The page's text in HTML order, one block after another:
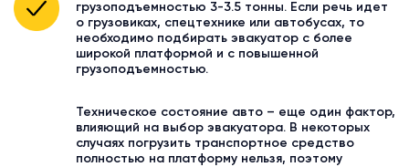
грузоподъемностью 3-3.5 тонны. Если речь идет
о грузовиках, спецтехнике или автобусах, то
необходимо подбирать эвакуатор с более
широкой платформой и с повышенной
грузоподъемностью.
Техническое состояние авто – еще один фактор,
влияющий на выбор эвакуатора. В некоторых
случаях погрузить транспортное средство
полностью на платформу нельзя, поэтому